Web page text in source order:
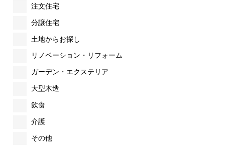
注文住宅
分譲住宅
土地からお探し
リノベーション・リフォーム
ガーデン・エクステリア
大型木造
飲食
介護
その他